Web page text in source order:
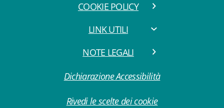
COOKIE POLICY
LINK UTILI
NOTE LEGALI
Dichiarazione Accessibilità
Rivedi le scelte dei cookie